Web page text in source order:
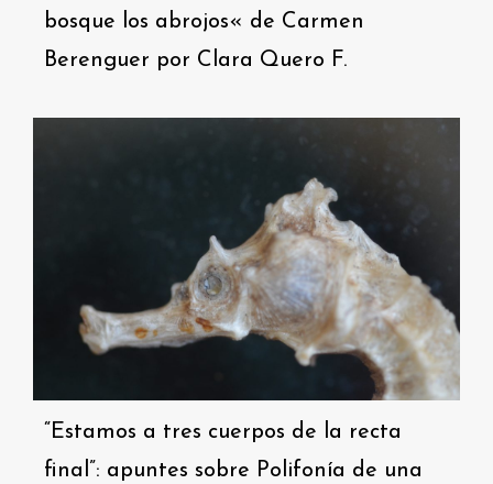
bosque los abrojos« de Carmen
Berenguer por Clara Quero F.
“Estamos a tres cuerpos de la recta
final”: apuntes sobre Polifonía de una